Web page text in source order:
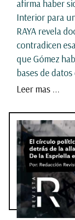
afirma haber
Interior para
RAYA revela
contradicen
que Gómez
bases de
Leer mas ...